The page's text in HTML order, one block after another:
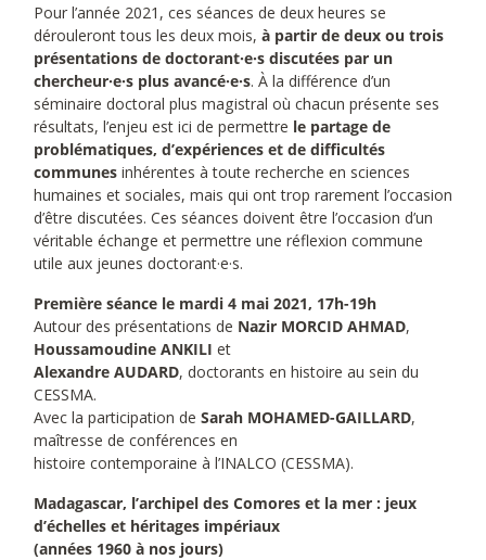
Pour l’année 2021, ces séances de deux heures se
dérouleront tous les deux mois, à partir de deux ou trois
présentations de doctorant·e·s discutées par un
chercheur·e·s plus avancé·e·s. À la différence d’un
séminaire doctoral plus magistral où chacun présente ses
résultats, l’enjeu est ici de permettre le partage de
problématiques, d’expériences et de difficultés
communes inhérentes à toute recherche en sciences
humaines et sociales, mais qui ont trop rarement l’occasion
d’être discutées. Ces séances doivent être l’occasion d’un
véritable échange et permettre une réflexion commune
utile aux jeunes doctorant·e·s.
Première séance le mardi 4 mai 2021, 17h-19h
Autour des présentations de Nazir MORCID AHMAD,
Houssamoudine ANKILI et
Alexandre AUDARD, doctorants en histoire au sein du
CESSMA.
Avec la participation de Sarah MOHAMED-GAILLARD,
maîtresse de conférences en
histoire contemporaine à l’INALCO (CESSMA).
Madagascar, l’archipel des Comores et la mer : jeux
d’échelles et héritages impériaux
(années 1960 à nos jours)